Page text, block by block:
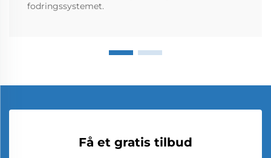
fodringssystemet.
Få et gratis tilbud